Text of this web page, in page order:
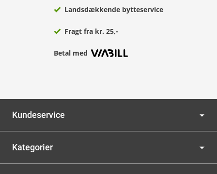
Landsdækkende bytteservice
Fragt fra kr. 25,-
Betal med
Kundeservice
Kategorier